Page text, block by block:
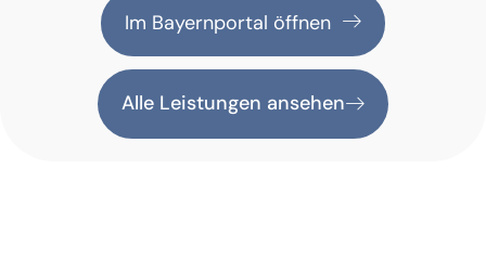
Im Bayernportal öffnen
Alle Leistungen ansehen